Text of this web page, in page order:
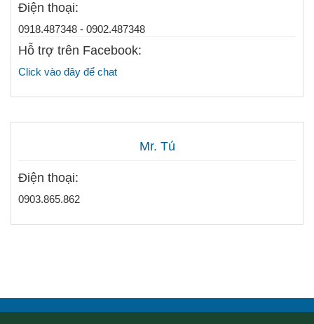
Điện thoại:
0918.487348 - 0902.487348
Hỗ trợ trên Facebook:
Click vào đây để chat
Mr. Tú
Điện thoại:
0903.865.862